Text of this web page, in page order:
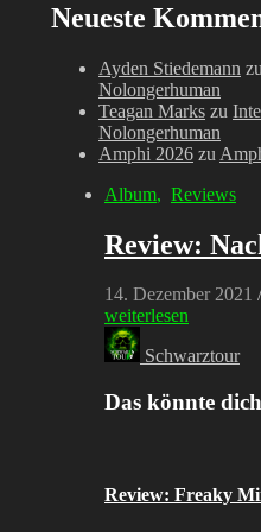
Neueste
Ayden Stiedemann zu
Nolongerhuman
Teagan Marks zu
Nolongerhuman
Amphi 2026 zu
Album, Reviews
Review:
14. Dezember 2021 /
weiterlesen
Schwarztour
Das könnte
Review: Freaky